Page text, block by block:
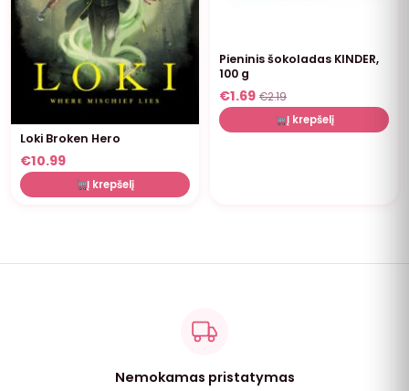
Loki Broken Hero
€10.99
Į krepšelį
Pieninis šokoladas KINDER,
100 g
€1.69 €2.19
Į krepšelį
Nemokamas pristatymas